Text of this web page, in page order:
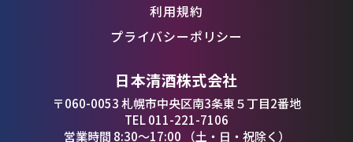
利用規約
プライバシーポリシー
日本清酒株式会社
〒060-0053 札幌市中央区南3条東５丁目2番地
TEL 011-221-7106
営業時間 8:30〜17:00 （土・日・祝除く）